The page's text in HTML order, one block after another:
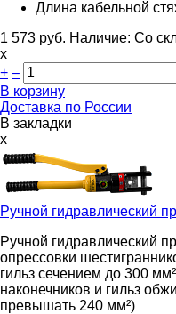
Длина кабельной
1 573 руб. Наличие: Со
х
+ –
В корзину
Доставка по России
В закладки
x
Ручной гидравлический
Ручной гидравлический
опрессовки
гильз сечением до 300
наконечников и гильз
превышать 240 мм²)